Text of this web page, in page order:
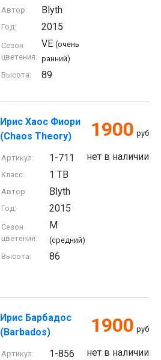
Автор: Blyth
Год: 2015
Сезон
цветения:
VE (очень
ранний)
Высота:
89
Ирис Хаос Фиори
(Chaos Theory)
1900 руб
нет в наличии
Артикул: 1-711
Класс: 1 TB
Автор: Blyth
Год: 2015
Сезон
цветения:
M
(средний)
Высота:
86
Ирис Барбадос
(Barbados)
1900 руб
нет в наличии
Артикул: 1-856